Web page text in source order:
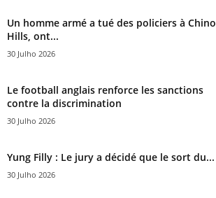
Un homme armé a tué des policiers à Chino
Hills, ont...
30 Julho 2026
Le football anglais renforce les sanctions
contre la discrimination
30 Julho 2026
Yung Filly : Le jury a décidé que le sort du...
30 Julho 2026